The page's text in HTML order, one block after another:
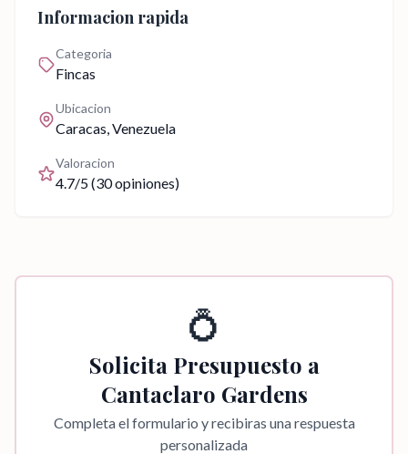
Informacion rapida
Categoria
Fincas
Ubicacion
Caracas, Venezuela
Valoracion
4.7/5 (30opiniones)
💍
Solicita Presupuesto a
Cantaclaro Gardens
Completa el formulario y recibiras una respuesta
personalizada